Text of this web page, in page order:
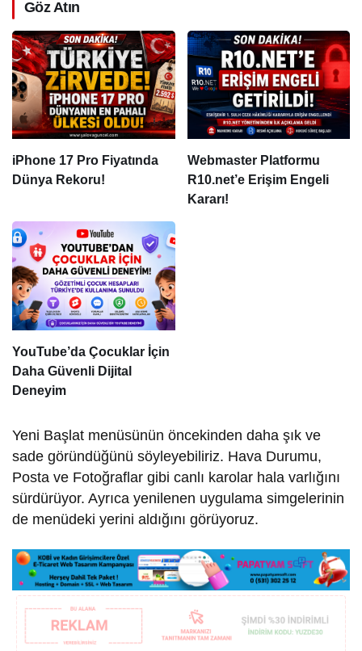
Göz Atın
iPhone 17 Pro Fiyatında
Dünya Rekoru!
Webmaster Platformu
R10.net’e Erişim Engeli
Kararı!
YouTube’da Çocuklar İçin
Daha Güvenli Dijital
Deneyim
Yeni Başlat menüsünün öncekinden daha şık ve
sade göründüğünü söyleyebiliriz. Hava Durumu,
Posta ve Fotoğraflar gibi canlı karolar hala varlığını
sürdürüyor. Ayrıca yenilenen uygulama simgelerinin
de menüdeki yerini aldığını görüyoruz.